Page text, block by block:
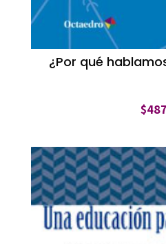
¿Por qué
$487